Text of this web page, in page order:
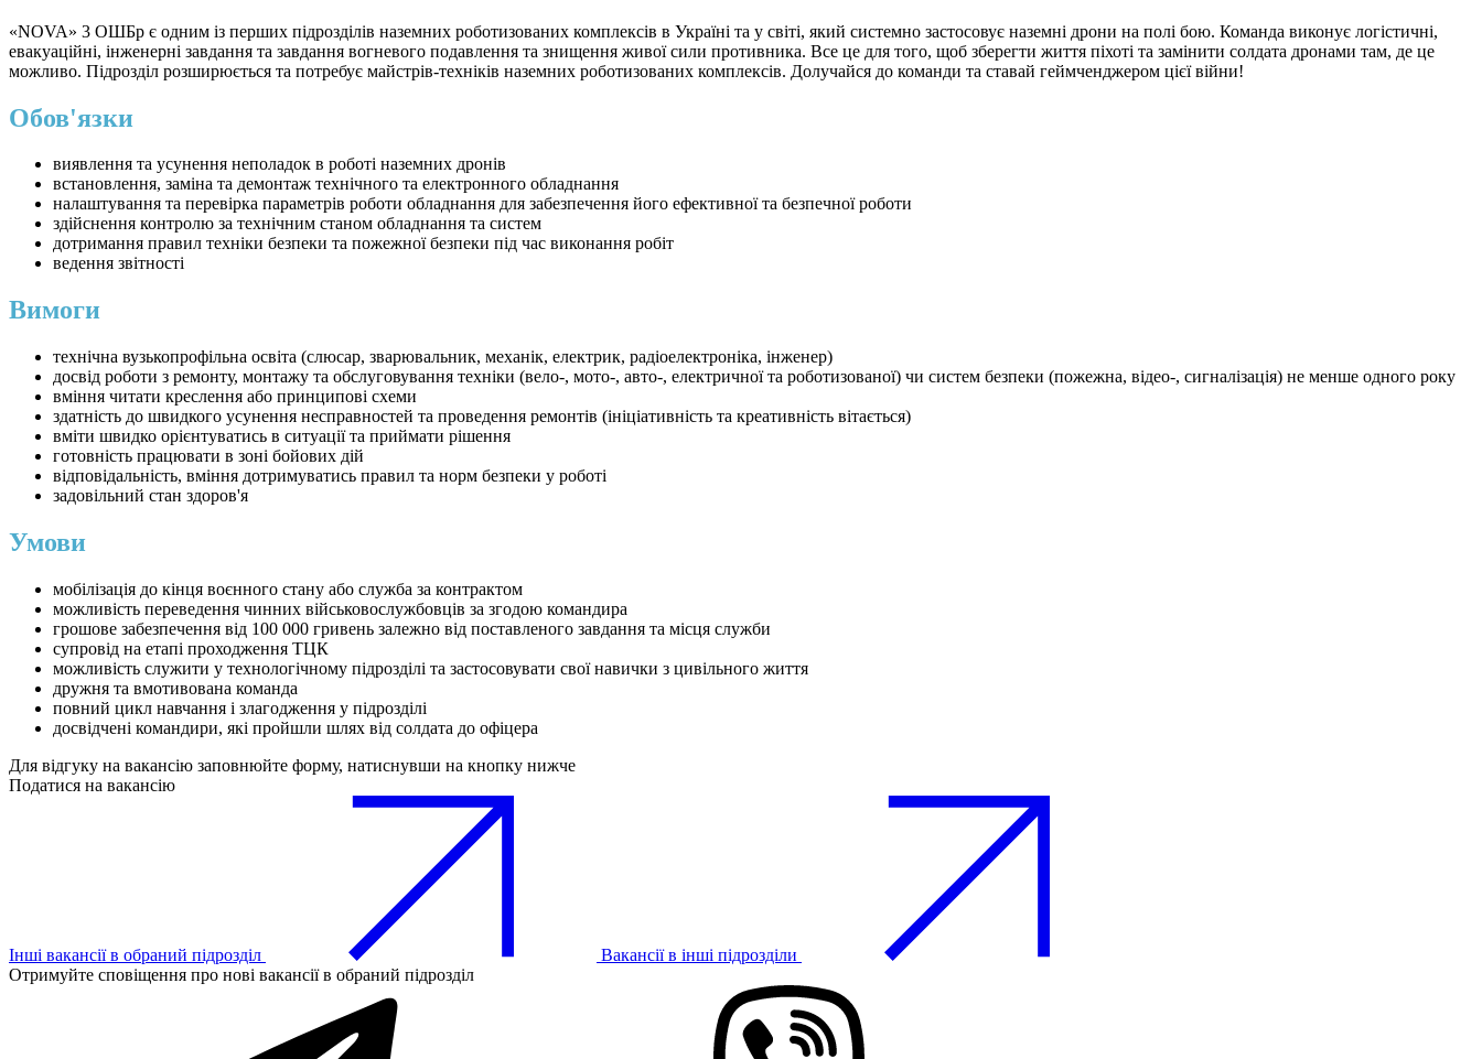
«NOVA» 3 ОШБр є одним із перших підрозділів наземних роботизованих комплексів в Україні та у світі, який системно застосовує наземні дрони на полі бою. Команда виконує логістичні,
евакуаційні, інженерні завдання та завдання вогневого подавлення та знищення живої сили противника. Все це для того, щоб зберегти життя піхоті та замінити солдата дронами там, де це
можливо. Підрозділ розширюється та потребує майстрів-техніків наземних роботизованих комплексів. Долучайся до команди та ставай геймченджером цієї війни!
Обов'язки
виявлення та усунення неполадок в роботі наземних дронів
встановлення, заміна та демонтаж технічного та електронного обладнання
налаштування та перевірка параметрів роботи обладнання для забезпечення його ефективної та безпечної роботи
здійснення контролю за технічним станом обладнання та систем
дотримання правил техніки безпеки та пожежної безпеки під час виконання робіт
ведення звітності
Вимоги
технічна вузькопрофільна освіта (слюсар, зварювальник, механік, електрик, радіоелектроніка, інженер)
досвід роботи з ремонту, монтажу та обслуговування техніки (вело-, мото-, авто-, електричної та роботизованої) чи систем безпеки (пожежна, відео-, сигналізація) не менше одного року
вміння читати креслення або принципові схеми
здатність до швидкого усунення несправностей та проведення ремонтів (ініціативність та креативність вітається)
вміти швидко орієнтуватись в ситуації та приймати рішення
готовність працювати в зоні бойових дій
відповідальність, вміння дотримуватись правил та норм безпеки у роботі
задовільний стан здоров'я
Умови
мобілізація до кінця воєнного стану або служба за контрактом
можливість переведення чинних військовослужбовців за згодою командира
грошове забезпечення від 100 000 гривень залежно від поставленого завдання та місця служби
супровід на етапі проходження ТЦК
можливість служити у технологічному підрозділі та застосовувати свої навички з цивільного життя
дружня та вмотивована команда
повний цикл навчання і злагодження у підрозділі
досвідчені командири, які пройшли шлях від солдата до офіцера
Для відгуку на вакансію заповнюйте форму, натиснувши на кнопку нижче
Податися на вакансію
Інші вакансії в обраний підрозділ
Вакансії в інші підрозділи
Отримуйте сповіщення про нові вакансії в обраний підрозділ